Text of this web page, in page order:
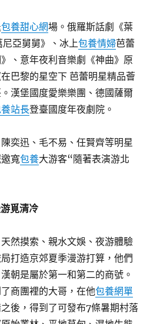
包養甜心網場。俄羅斯話劇《葉
尼亞舅舅》、冰上包養情婦芭蕾
、意年夜利音樂劇《神曲》原
巴黎的星空下 芭蕾明星精品薈
漢堡國度愛樂樂團、德國薩爾
站長登臺國度年夜劇院。
奕迅、毛不易、任賢齊等明星
寬包養大游客“隨著表演游北
覓清冷
然摸索、親水文娛、夜游體驗
打造京郊夏季漫游打算，他們
朝是屬於第一和第二的商號。
商團裡的大哥，在他包養網單
後，得到了可發布7條暑期村落